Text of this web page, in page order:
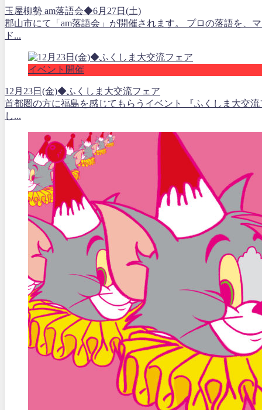
玉屋柳勢 am落語会◆6月27日(土)
郡山市にて「am落語会」が開催されます。 プロの落語を、
ド...
イベント開催
12月23日(金)◆ふくしま大交流フェア
首都圏の方に福島を感じてもらうイベント 『ふくしま大交
し...